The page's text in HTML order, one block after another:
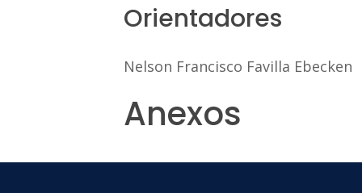
Orientadores
Nelson Francisco Favilla Ebecken
Anexos